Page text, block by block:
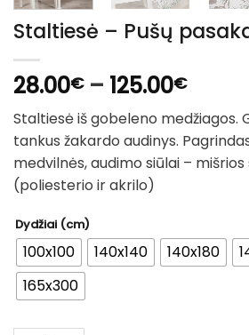
Staltiesė – Pušų
28.00€ – 125.00€Price
Staltiesė iš gobeleno medžiagos.
tankus žakardo audinys.
medvilnės, audimo siūlai –
(poliesterio ir akrilo)
Dydžiai (cm)
100x100 140x140 140x180
165x300